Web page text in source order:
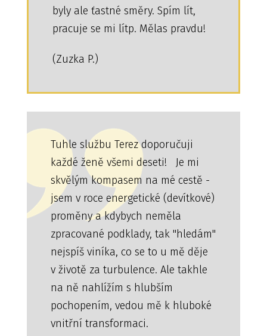
byly ale ťastné směry. Spím lít,
pracuje se mi lítp. Mělas pravdu!
(Zuzka P.)
Tuhle službu Terez doporučuji
každé ženě všemi deseti! Je mi
skvělým kompasem na mé cestě -
jsem v roce energetické (devítkové)
proměny a kdybych neměla
zpracované podklady, tak "hledám"
nejspíš viníka, co se to u mě děje
v životě za turbulence. Ale takhle
na ně nahlížím s hlubším
pochopením, vedou mě k hluboké
vnitřní transformaci.